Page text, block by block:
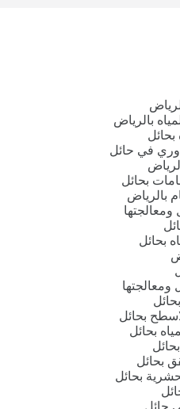
بالرياض
في حائل
بحائل
بالرياض
بحائل
بحائل
بحائل
بحائل
بحائل